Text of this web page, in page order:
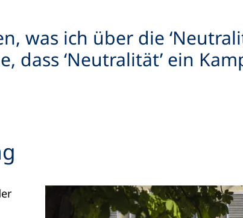
was ich über die
dass ‘Neutralität’ ein